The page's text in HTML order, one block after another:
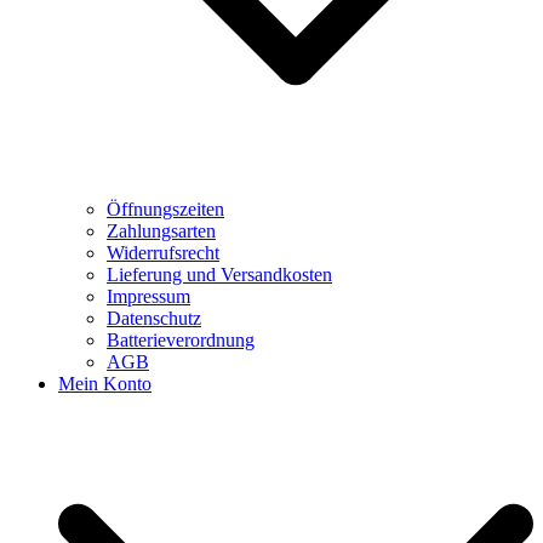
Öffnungszeiten
Zahlungsarten
Widerrufsrecht
Lieferung und Versandkosten
Impressum
Datenschutz
Batterieverordnung
AGB
Mein Konto